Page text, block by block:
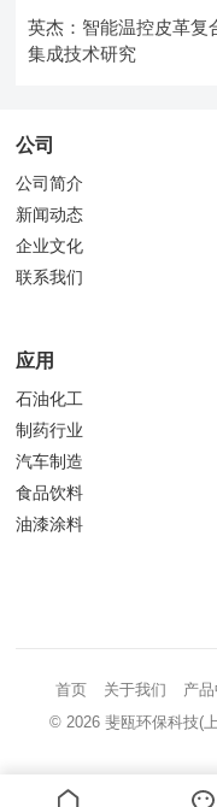
英杰：智能温控皮革复
集成技术研究
公司
公司简介
新闻动态
企业文化
联系我们
应用
石油化工
制药行业
汽车制造
食品饮料
油漆涂料
首页 关于我们 产
© 2026斐瓯环保科技(